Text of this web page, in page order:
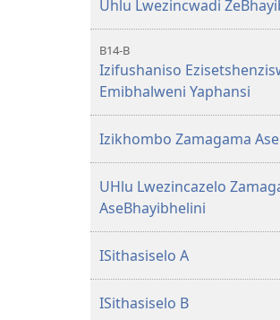
Uhlu Lwezincwadi
B14-B
Izifushaniso
Emibhalweni Yaphansi
Izikhombo Zamagama
UHlu Lwezincazelo
AseBhayibhelini
ISithasiselo A
ISithasiselo B